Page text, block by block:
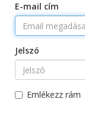
E-mail cím
Jelszó
Emlékezz rám